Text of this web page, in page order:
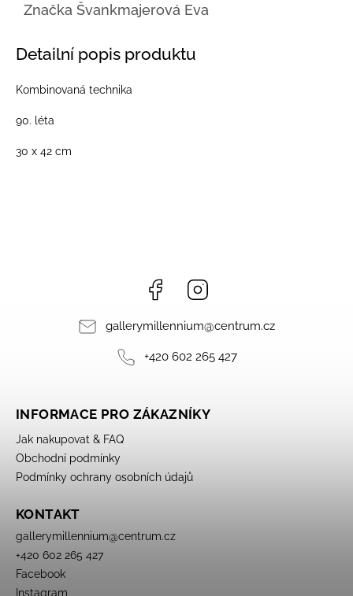
Značka Švankmajerová Eva
Detailní popis produktu
Kombinovaná technika
90. léta
30 x 42 cm
Facebook
gallerymillennium@centrum.cz
+420 602 265 427
INFORMACE PRO ZÁKAZNÍKY
Jak nakupovat & FAQ
Obchodní podmínky
Podmínky ochrany osobních údajů
KONTAKT
gallerymillennium@centrum.cz
+420 602 265 427
Facebook
Instagram